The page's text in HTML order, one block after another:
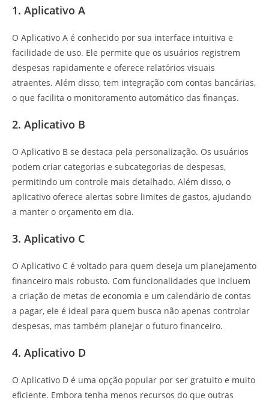
1. Aplicativo A
O Aplicativo A é conhecido por sua interface intuitiva e
facilidade de uso. Ele permite que os usuários registrem
despesas rapidamente e oferece relatórios visuais
atraentes. Além disso, tem integração com contas bancárias,
o que facilita o monitoramento automático das finanças.
2. Aplicativo B
O Aplicativo B se destaca pela personalização. Os usuários
podem criar categorias e subcategorias de despesas,
permitindo um controle mais detalhado. Além disso, o
aplicativo oferece alertas sobre limites de gastos, ajudando
a manter o orçamento em dia.
3. Aplicativo C
O Aplicativo C é voltado para quem deseja um planejamento
financeiro mais robusto. Com funcionalidades que incluem
a criação de metas de economia e um calendário de contas
a pagar, ele é ideal para quem busca não apenas controlar
despesas, mas também planejar o futuro financeiro.
4. Aplicativo D
O Aplicativo D é uma opção popular por ser gratuito e muito
eficiente. Embora tenha menos recursos do que outras